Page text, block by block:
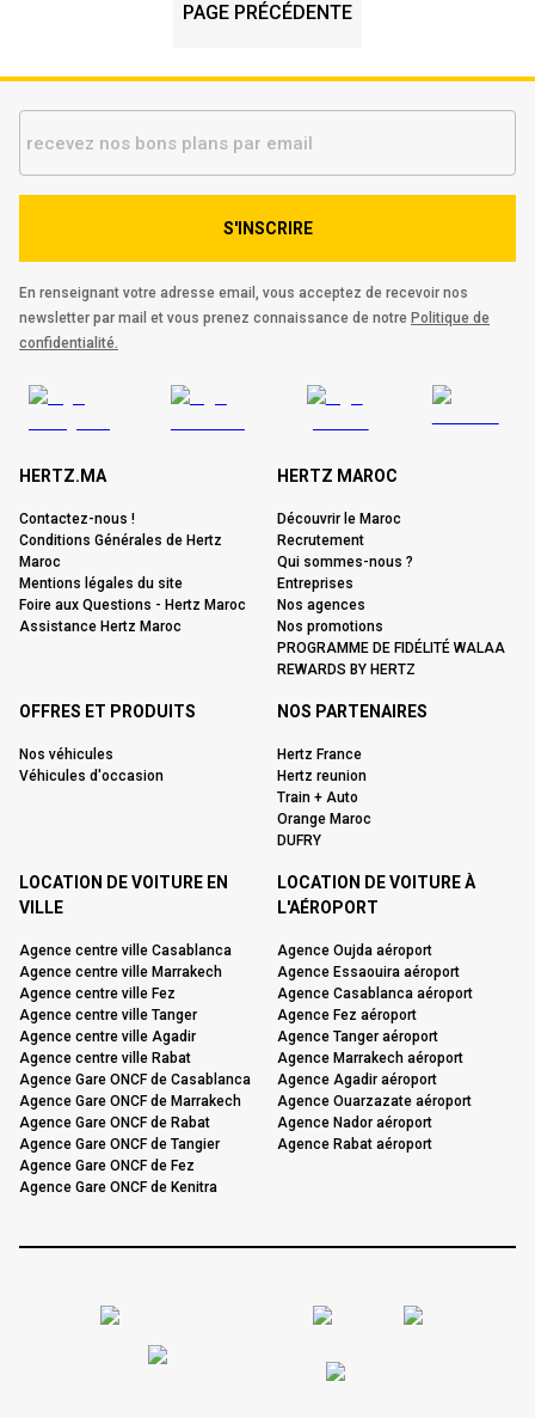
PAGE PRÉCÉDENTE
S'INSCRIRE
En renseignant votre adresse email, vous acceptez de recevoir nos
newsletter par mail et vous prenez connaissance de notre Politique de
confidentialité.
HERTZ.MA
Contactez-nous !
Conditions Générales de Hertz
Maroc
Mentions légales du site
Foire aux Questions - Hertz Maroc
Assistance Hertz Maroc
HERTZ MAROC
Découvrir le Maroc
Recrutement
Qui sommes-nous ?
Entreprises
Nos agences
Nos promotions
PROGRAMME DE FIDÉLITÉ WALAA
REWARDS BY HERTZ
OFFRES ET PRODUITS
Nos véhicules
Véhicules d'occasion
NOS PARTENAIRES
Hertz France
Hertz reunion
Train + Auto
Orange Maroc
DUFRY
LOCATION DE VOITURE EN
VILLE
Agence centre ville Casablanca
Agence centre ville Marrakech
Agence centre ville Fez
Agence centre ville Tanger
Agence centre ville Agadir
Agence centre ville Rabat
Agence Gare ONCF de Casablanca
Agence Gare ONCF de Marrakech
Agence Gare ONCF de Rabat
Agence Gare ONCF de Tangier
Agence Gare ONCF de Fez
Agence Gare ONCF de Kenitra
LOCATION DE VOITURE À
L'AÉROPORT
Agence Oujda aéroport
Agence Essaouira aéroport
Agence Casablanca aéroport
Agence Fez aéroport
Agence Tanger aéroport
Agence Marrakech aéroport
Agence Agadir aéroport
Agence Ouarzazate aéroport
Agence Nador aéroport
Agence Rabat aéroport